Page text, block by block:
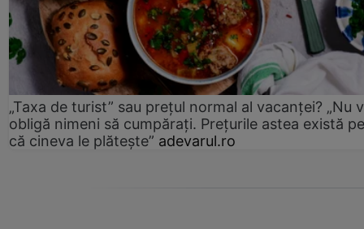
„Taxa de turist” sau prețul normal al vacanței? „Nu
obligă nimeni să cumpărați. Prețurile astea există
că cineva le plătește” adevarul.ro